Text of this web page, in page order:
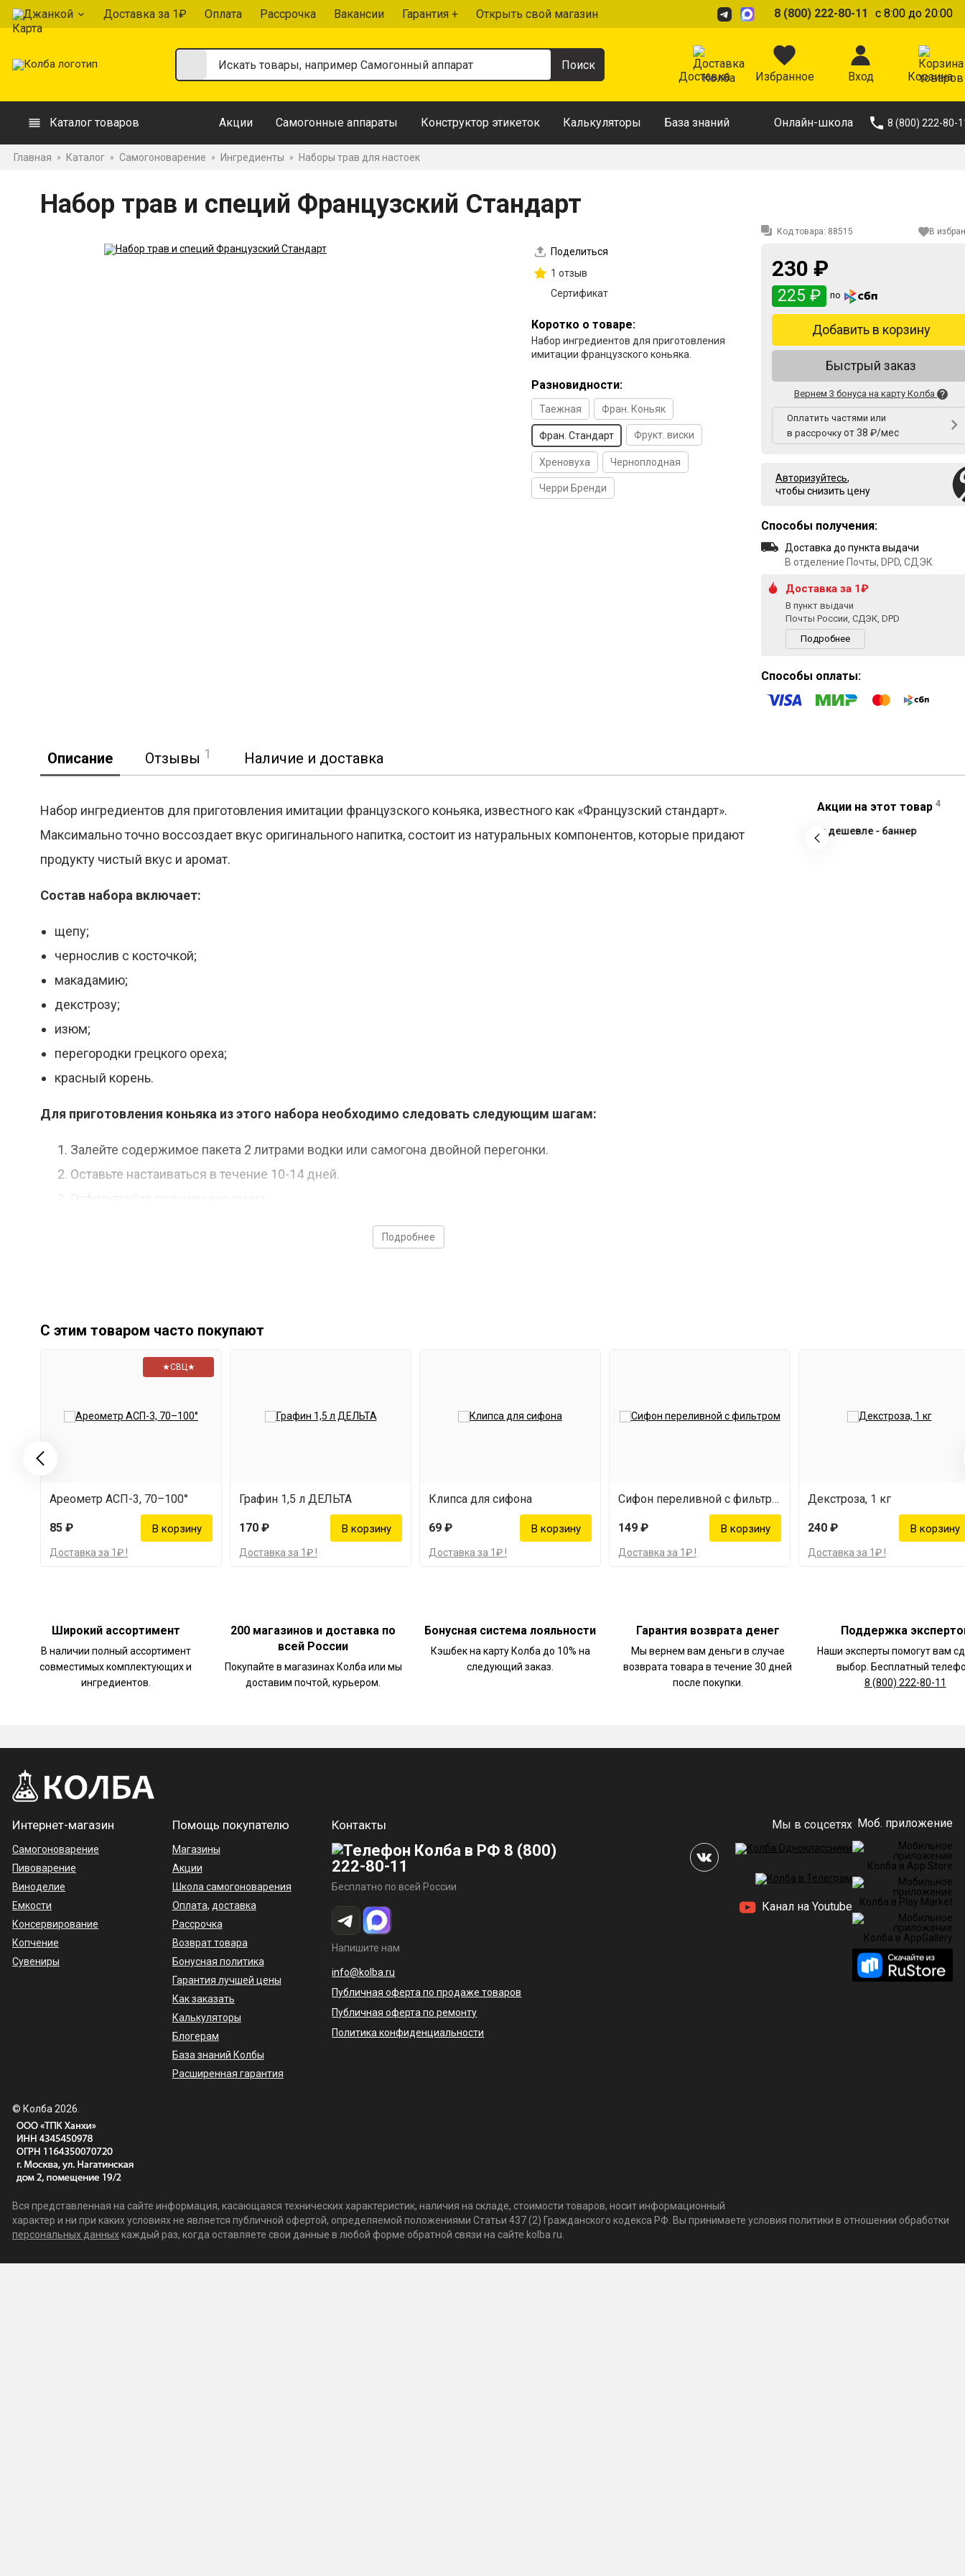
Джанкой Доставка за 1₽ Оплата Рассрочка Вакансии Гарантия + Открыть свой магазин 8 (800) 222-80-11 с 8:00 до 20:00
Доставка Избранное Вход Корзина
Каталог товаров Акции Самогонные аппараты Конструктор этикеток Калькуляторы База знаний Онлайн-школа 8 (800) 222-80-
Главная » Каталог » Самогоноварение » Ингредиенты » Наборы трав для настоек
Набор трав и специй Французский Стандарт
Поделиться
1 отзыв
Сертификат
Коротко о товаре:
Набор ингредиентов для приготовления
имитации французского коньяка.
Разновидности:
Таежная Фран. Коньяк
Фран. Стандарт Фрукт. виски
Хреновуха Черноплодная
Черри Бренди
Код товара: 88515 В
230 ₽
225 ₽ по
Добавить в корзину
Быстрый заказ
Вернем 3 бонуса на карту Колба
Оплатить частями или
в рассрочку от 38 ₽/мес
Авторизуйтесь,
чтобы снизить цену
Способы получения:
Доставка до пункта выдачи
В отделение Почты, DPD, СДЭК
Доставка за 1₽
В пункт выдачи
Почты России, СДЭК, DPD
Подробнее
Способы оплаты:
Описание Отзывы 1 Наличие и доставка
Набор ингредиентов для приготовления имитации французского коньяка, известного как «Французский стандарт».
Максимально точно воссоздает вкус оригинального напитка, состоит из натуральных компонентов, которые придают
продукту чистый вкус и аромат.
Состав набора включает:
щепу;
чернослив с косточкой;
макадамию;
декстрозу;
изюм;
перегородки грецкого ореха;
красный корень.
Для приготовления коньяка из этого набора необходимо следовать следующим шагам:
Залейте содержимое пакета 2 литрами водки или самогона двойной перегонки.
Оставьте настаиваться в течение 10-14 дней.
Подробнее
Акции на этот товар 4
С этим товаром часто покупают
★СВЦ★
Ареометр АСП-3, 70–100°
85 ₽
Доставка за 1₽ !
Графин 1,5 л ДЕЛЬТА
170 ₽
Доставка за 1₽ !
Клипса для сифона
69 ₽
Доставка за 1₽ !
Сифон переливной с фильтром
149 ₽
Доставка за 1₽ !
Декстроза, 1 кг
240 ₽
Доставка за 1₽ !
Широкий ассортимент
В наличии полный ассортимент
совместимых комплектующих и
ингредиентов.
200 магазинов и доставка по
всей России
Покупайте в магазинах Колба или мы
доставим почтой, курьером.
Бонусная система лояльности
Кэшбек на карту Колба до 10% на
следующий заказ.
Гарантия возврата денег
Мы вернем вам деньги в случае
возврата товара в течение 30 дней
после покупки.
Поддержка
Наши эксперты помогут вам
выбор. Бесплатный
8 (800) 222-80-11
Интернет-магазин
Самогоноварение
Пивоварение
Виноделие
Емкости
Консервирование
Копчение
Сувениры
Помощь покупателю
Магазины
Акции
Школа самогоноварения
Оплата, доставка
Рассрочка
Возврат товара
Бонусная политика
Гарантия лучшей цены
Как заказать
Калькуляторы
Блогерам
База знаний Колбы
Расширенная гарантия
Контакты
8 (800)
222-80-11
Бесплатно по всей России
Напишите нам
info@kolba.ru
Публичная оферта по продаже товаров
Публичная оферта по ремонту
Политика конфиденциальности
Мы в соцсетях
Канал на Youtube
Моб. приложение
© Колба 2026.
Вся представленная на сайте информация, касающаяся технических характеристик, наличия на складе, стоимости товаров, носит информационный
характер и ни при каких условиях не является публичной офертой, определяемой положениями Статьи 437 (2) Гражданского кодекса РФ. Вы принимаете условия политики в отношении обработки
персональных данныхкаждый раз, когда оставляете свои данные в любой форме обратной связи на сайте kolba.ru.